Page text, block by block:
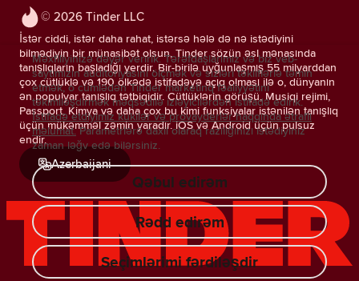
© 2026 Tinder LLC
İstər ciddi, istər daha rahat, istərsə hələ də nə istədiyini
bilmədiyin bir münasibət olsun, Tinder sözün əsl mənasında
tanışlıqların başladığı yerdir. Bir-birilə uyğunlaşmış 55 milyarddan
çox cütlüklə və 190 ölkədə istifadəyə açıq olması ilə o, dünyanın
ən populyar tanışlıq tətbiqidir. Cütlüklərin görüşü, Musiqi rejimi,
Passport, Kimya və daha çox bu kimi funksiyalar istənilən tanışlıq
üçün mükəmməl zəmin yaradır. iOS və Android üçün pulsuz
endir.
Azerbaijani
Məxfiliyinizə dəyər veririk. Tərəfdaşlarımız və biz veb-
saytımızın auditoriyasını ölçmək və sizləri təkliflərlə təmin
etmək, o cümlədən Tinder marketinq fəaliyyətini
təkimlləşdirmək məqsədilə izləyicilərdən istifadə edirik.
İstifadə etdiyimiz kukilər və provayderlər haqqında ətraflı
məlumat. Parametrlərə daxil olaraq razılığınızı istədiyiniz
zaman ləğv edə bilərsiniz.
Qəbul edirəm
Rədd edirəm
Seçimlərimi fərdiləşdir